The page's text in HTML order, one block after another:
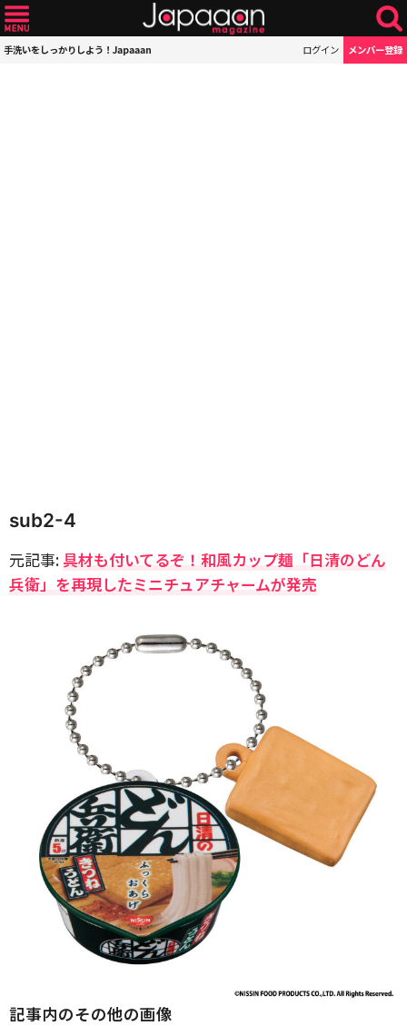
手洗いをしっかりしよう！Japaaan ログイン メンバー登録
sub2-4
元記事: 具材も付いてるぞ！和風カップ麺「日清のどん
兵衛」を再現したミニチュアチャームが発売
記事内のその他の画像